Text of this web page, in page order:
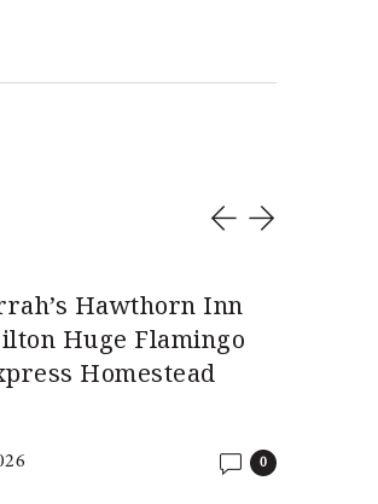
Hawthorn Inn
Huge Flamingo
Homestead
0